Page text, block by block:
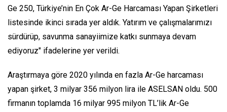
Ge 250, Türkiye’nin En Çok Ar-Ge Harcaması Yapan Şirketleri
listesinde ikinci sırada yer aldık. Yatırım ve çalışmalarımızı
sürdürüp, savunma sanayiimize katkı sunmaya devam
ediyoruz" ifadelerine yer verildi.
Araştırmaya göre 2020 yılında en fazla Ar-Ge harcaması
yapan şirket, 3 milyar 356 milyon lira ile ASELSAN oldu. 500
firmanın toplamda 16 milyar 995 milyon TL’lik Ar-Ge